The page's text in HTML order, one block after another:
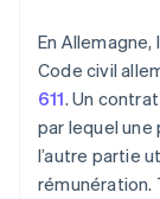
En
Code civil
611. Un
par lequel
l’autre partie
rémunération.